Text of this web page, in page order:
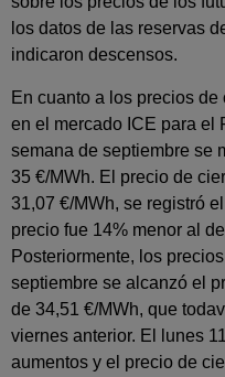
los datos de las reservas
indicaron descensos.
En cuanto a los precios
en el mercado ICE para el
semana de septiembre se
35 €/MWh. El precio de
31,07 €/MWh, se registró
precio fue 14% menor al
Posteriormente, los
septiembre se alcanzó el
de 34,51 €/MWh, que
viernes anterior. El lunes
aumentos y el precio de